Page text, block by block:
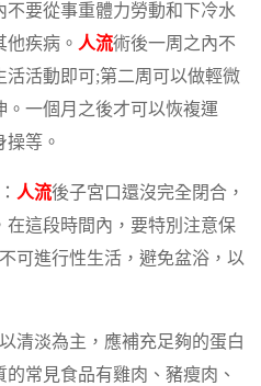
不要從事重體力勞動和下冷水
疾病。 人流術後一周之內不
活動即可;第二周可以做輕微
。一個月之後才可以恢複運
等。
人流後子宮口還沒完全閉合，
這段時間內，要特別注意保
可進行性生活，避免盆浴，以
清淡為主，應補充足夠的蛋白
常見食品有雞肉、豬瘦肉、